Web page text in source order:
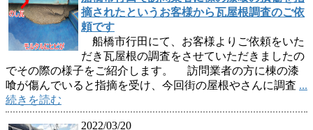
摘されたというお客様から瓦屋根調査のご依
頼です
船橋市行田にて、お客様よりご依頼をいた
だき瓦屋根の調査をさせていただきましたの
でその際の様子をご紹介します。 訪問業者の方に棟の漆
喰が傷んでいると指摘を受け、今回街の屋根やさんに調査 ...
続きを読む
2022/03/20